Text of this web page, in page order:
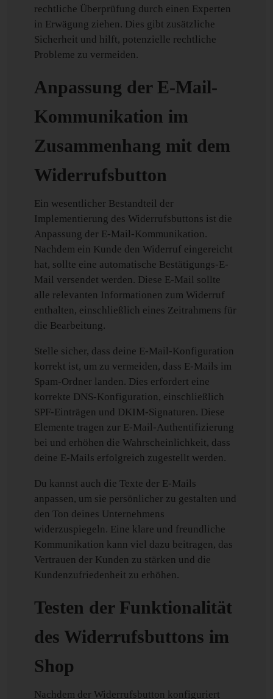
rechtliche Überprüfung durch einen Experten
in Erwägung ziehen. Dies gibt zusätzliche
Sicherheit und hilft, potenzielle rechtliche
Probleme zu vermeiden.
Anpassung der E-Mail-
Kommunikation im
Zusammenhang mit dem
Widerrufsbutton
Ein wesentlicher Bestandteil der
Implementierung des Widerrufsbuttons ist die
Anpassung der E-Mail-Kommunikation.
Nachdem ein Kunde den Widerruf eingereicht
hat, sollte eine automatische Bestätigungs-E-
Mail versendet werden. Diese E-Mail sollte
alle relevanten Informationen zum Widerruf
enthalten, einschließlich eines Zeitrahmens für
die Bearbeitung.
Stelle sicher, dass deine E-Mail-Konfiguration
korrekt ist, um zu vermeiden, dass E-Mails im
Spam-Ordner landen. Dies erfordert eine
korrekte DNS-Konfiguration, einschließlich
SPF-Einträgen und DKIM-Signaturen. Diese
Elemente tragen zur E-Mail-Authentifizierung
bei und erhöhen die Wahrscheinlichkeit, dass
deine E-Mails erfolgreich zugestellt werden.
Du kannst auch die Texte der E-Mails
anpassen, um sie persönlicher zu gestalten und
den Ton deines Unternehmens
widerzuspiegeln. Eine klare und freundliche
Kommunikation kann viel dazu beitragen, das
Vertrauen der Kunden zu stärken und die
Kundenzufriedenheit zu erhöhen.
Testen der Funktionalität
des Widerrufsbuttons im
Shop
Nachdem der Widerrufsbutton konfiguriert